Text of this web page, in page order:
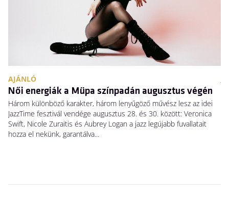
AJÁNLÓ
Női energiák a Müpa színpadán augusztus végén
Három különböző karakter, három lenyűgöző művész lesz az idei
JazzTime fesztivál vendége augusztus 28. és 30. között: Veronica
Swift, Nicole Zuraitis és Aubrey Logan a jazz legújabb fuvallatait
hozza el nekünk, garantálva...